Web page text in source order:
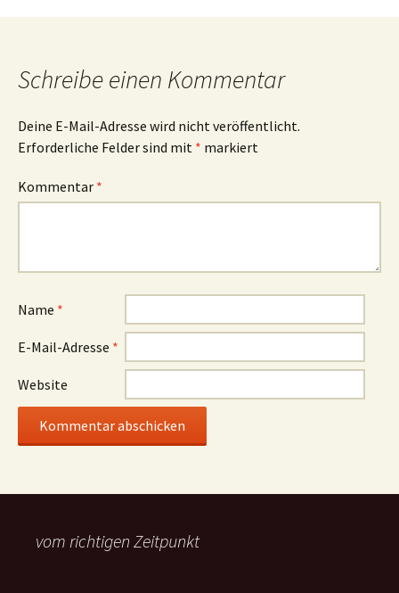
Schreibe einen Kommentar
Deine E-Mail-Adresse wird nicht veröffentlicht.
Erforderliche Felder sind mit * markiert
Kommentar *
Name *
E-Mail-Adresse *
Website
vom richtigen Zeitpunkt